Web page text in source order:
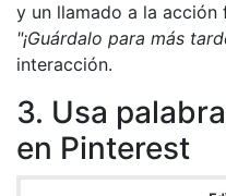
y un llamado a la acción
"¡Guárdalo para más
interacción.
3. Usa
en Pinterest